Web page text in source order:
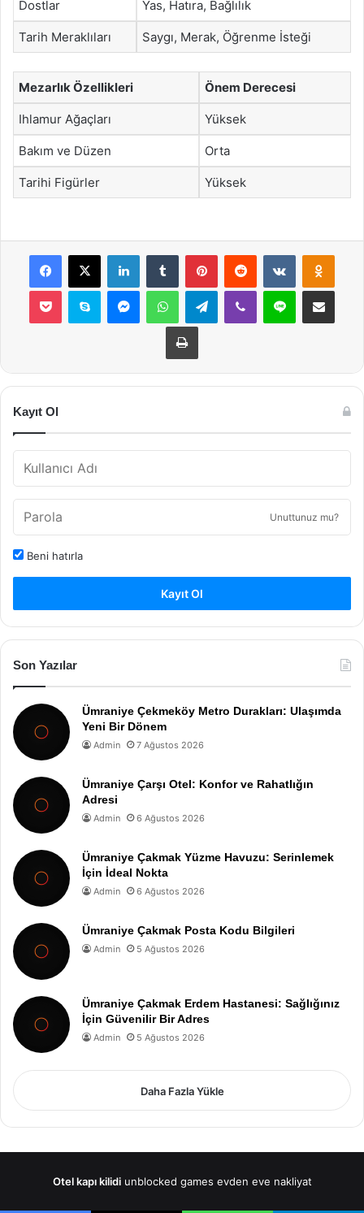
Dostlar Yas, Hatıra, Bağlılık
Tarih Meraklıları Saygı, Merak, Öğrenme İsteği
Mezarlık Özellikleri Önem Derecesi
Ihlamur Ağaçları Yüksek
Bakım ve Düzen Orta
Tarihi Figürler Yüksek
Facebook
X LinkedInTumblr PinterestReddit VKontakte
Pocket Skype MessengerWhatsAppTelegramViber Line E-Posta ile
Yazdır
Kayıt Ol
Unuttunuz mu?
Beni hatırla
Kayıt Ol
Son Yazılar
Ümraniye Çekmeköy Metro Durakları: Ulaşımda
Yeni Bir Dönem
Admin 7 Ağustos 2026
Ümraniye Çarşı Otel: Konfor ve Rahatlığın
Adresi
Admin 6 Ağustos 2026
Ümraniye Çakmak Yüzme Havuzu: Serinlemek
İçin İdeal Nokta
Admin 6 Ağustos 2026
Ümraniye Çakmak Posta Kodu Bilgileri
Admin 5 Ağustos 2026
Ümraniye Çakmak Erdem Hastanesi: Sağlığınız
İçin Güvenilir Bir Adres
Admin 5 Ağustos 2026
Daha Fazla Yükle
Otel kapı kilidi unblocked games evden eve nakliyat